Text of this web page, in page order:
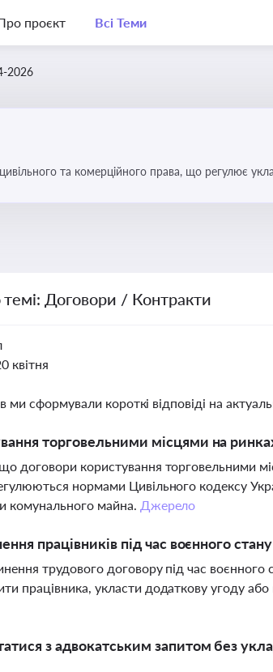
проєкт Всі Теми
2026
та комерційного права, що регулює
Договори / Контракти
квітня
ми сформували короткі відповіді на
торговельними місцями на
договори користування торговельними
нормами Цивільного кодексу
комунального майна. Джерело
працівників під час воєнного
трудового договору під час
працівника, укласти додаткову угоду
з адвокатським запитом без